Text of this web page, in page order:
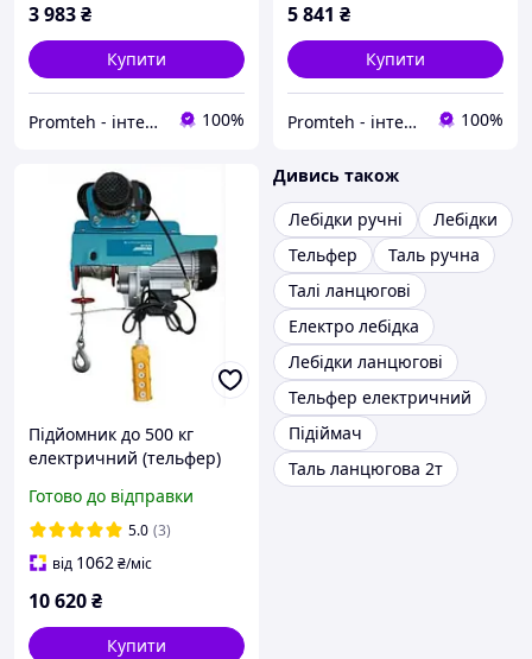
3 983₴
Купити
Promteh - інтернет-магазин 100%
5 841 ₴
Купити
Promteh - інтернет-магазин 100%
Підйомник до 500 кг
електричний (тельфер)
(з саморушним візком)
Готово до відправки
5.0 (3)
від 1062₴/міс
10 620₴
Купити
Дивись також
Лебідки ручні
Лебідки
Тельфер
Таль ручна
Талі ланцюгові
Електро лебідка
Лебідки ланцюгові
Тельфер електричний
Підіймач
Таль ланцюгова 2т